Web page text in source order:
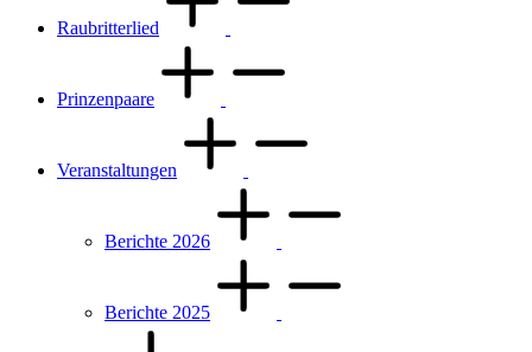
Raubritterlied
Prinzenpaare
Veranstaltungen
Berichte 2026
Berichte 2025